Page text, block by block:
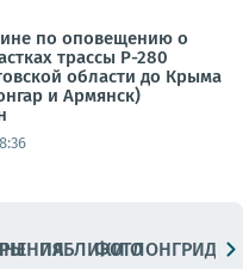
по оповещению о
трассы Р-280
области до Крыма
и Армянск)
ПАБЛИКИ
ФОТОЛОНГРИДЫ